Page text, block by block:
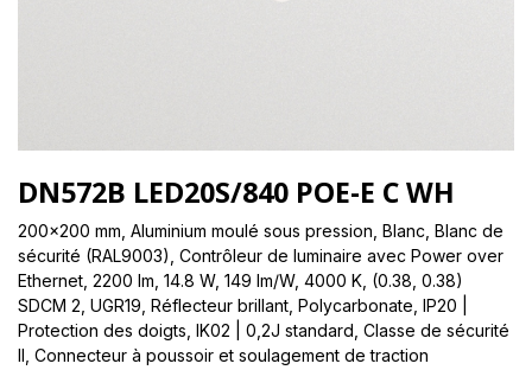
DN572B LED20S/840 POE-E C WH
200x200 mm, Aluminium moulé sous pression, Blanc, Blanc de
sécurité (RAL9003), Contrôleur de luminaire avec Power over
Ethernet, 2200 lm, 14.8 W, 149 lm/W, 4000 K, (0.38, 0.38)
SDCM 2, UGR19, Réflecteur brillant, Polycarbonate, IP20 |
Protection des doigts, IK02 | 0,2J standard, Classe de sécurité
II, Connecteur à poussoir et soulagement de traction